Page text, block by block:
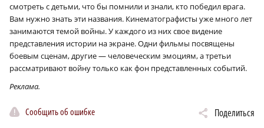
смотреть с детьми, что бы помнили и знали, кто победил врага.
Вам нужно знать эти названия. Кинематографисты уже много лет
занимаются темой войны. У каждого из них свое видение
представления истории на экране. Одни фильмы посвящены
боевым сценам, другие — человеческим эмоциям, а третьи
рассматривают войну только как фон представленных событий.
Реклама.
Сообщить об ошибке Поделиться